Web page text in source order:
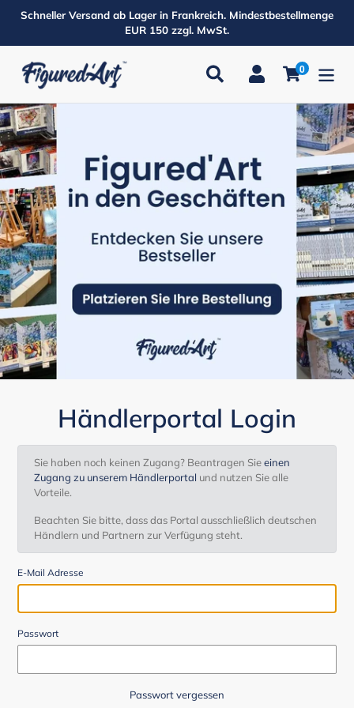
Schneller Versand ab Lager in Frankreich. Mindestbestellmenge
EUR 150 zzgl. MwSt.
Suchen Einloggen
0Produkte
Händlerportal Login
Sie haben noch keinen Zugang? Beantragen Sieeinen
Zugang zu unserem Händlerportal und nutzen Sie alle
Vorteile.
Beachten Sie bitte, dass das Portal ausschließlich deutschen
Händlern und Partnern zur Verfügung steht.
E-Mail Adresse
Passwort
Passwort vergessen